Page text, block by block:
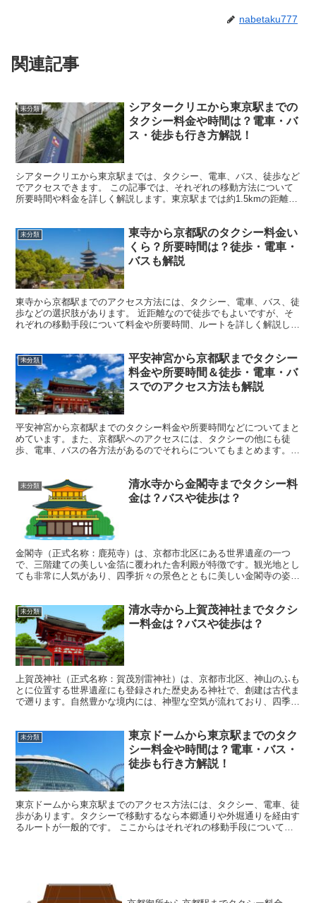
nabetaku777
関連記事
未分類
シアタークリエから東京駅までの
タクシー料金や時間は？電車・バ
ス・徒歩も行き方解説！
シアタークリエから東京駅までは、タクシー、電車、バス、徒歩など
でアクセスできます。 この記事では、それぞれの移動方法について
所要時間や料金を詳しく解説します。東京駅までは約1.5kmの距離が
未分類
東寺から京都駅のタクシー料金い
くら？所要時間は？徒歩・電車・
バスも解説
東寺から京都駅までのアクセス方法には、タクシー、電車、バス、徒
歩などの選択肢があります。 近距離なので徒歩でもよいですが、そ
れぞれの移動手段について料金や所要時間、ルートを詳しく解説しま
未分類
平安神宮から京都駅までタクシー
料金や所要時間＆徒歩・電車・バ
スでのアクセス方法も解説
平安神宮から京都駅までのタクシー料金や所要時間などについてまと
めています。また、京都駅へのアクセスには、タクシーの他にも徒
歩、電車、バスの各方法があるのでそれらについてもまとめます。
未分類
清水寺から金閣寺までタクシー料
金は？バスや徒歩は？
金閣寺（正式名称：鹿苑寺）は、京都市北区にある世界遺産の一つ
で、三階建ての美しい金箔に覆われた舎利殿が特徴です。観光地とし
ても非常に人気があり、四季折々の景色とともに美しい金閣寺の姿を
未分類
清水寺から上賀茂神社までタクシ
ー料金は？バスや徒歩は？
上賀茂神社（正式名称：賀茂別雷神社）は、京都市北区、神山のふも
とに位置する世界遺産にも登録された歴史ある神社で、創建は古代ま
で遡ります。自然豊かな境内には、神聖な空気が流れており、四季
未分類
東京ドームから東京駅までのタク
シー料金や時間は？電車・バス・
徒歩も行き方解説！
東京ドームから東京駅までのアクセス方法には、タクシー、電車、徒
歩があります。タクシーで移動するなら本郷通りや外堀通りを経由す
るルートが一般的です。 ここからはそれぞれの移動手段について、